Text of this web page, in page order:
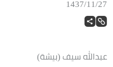
27/‏11/‏1437
عبدالله سيف (بيشة)